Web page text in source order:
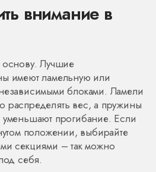
внимание в
Лучшие
имеют ламельную или
блоками. Ламели
распределять вес, а пружины
прогибание. Если
положении, выбирайте
секциями – так можно
себя.